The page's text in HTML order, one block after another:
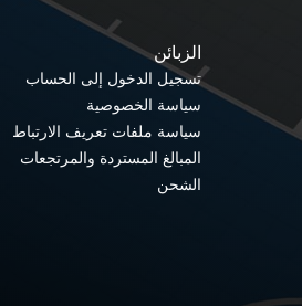
الزبائن
تسجيل الدخول إلى الحساب
سياسة الخصوصية
سياسة ملفات تعريف الارتباط
المبالغ المستردة والمرتجعات
الشحن